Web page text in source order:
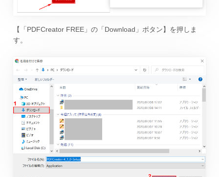
【「PDFCreator FREE」の「Download」ボタン】を押しま
す。